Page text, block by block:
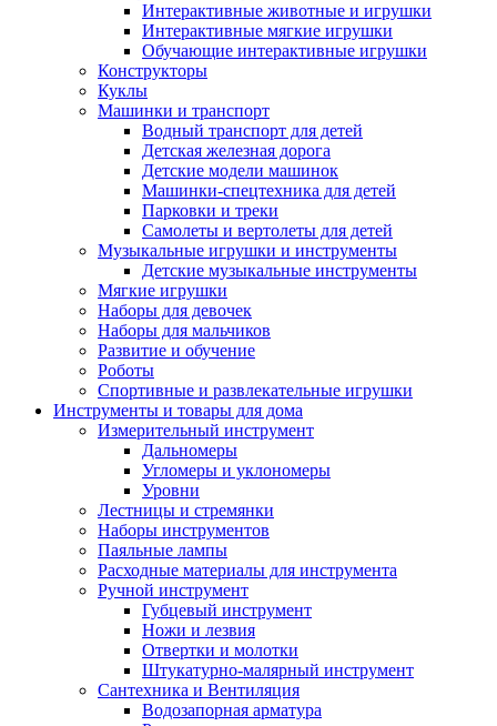
Интерактивные животные и игрушки
Интерактивные мягкие игрушки
Обучающие интерактивные игрушки
Конструкторы
Куклы
Машинки и транспорт
Водный транспорт для детей
Детская железная дорога
Детские модели машинок
Машинки-спецтехника для детей
Парковки и треки
Самолеты и вертолеты для детей
Музыкальные игрушки и инструменты
Детские музыкальные инструменты
Мягкие игрушки
Наборы для девочек
Наборы для мальчиков
Развитие и обучение
Роботы
Спортивные и развлекательные игрушки
Инструменты и товары для дома
Измерительный инструмент
Дальномеры
Угломеры и уклономеры
Уровни
Лестницы и стремянки
Наборы инструментов
Паяльные лампы
Расходные материалы для инструмента
Ручной инструмент
Губцевый инструмент
Ножи и лезвия
Отвертки и молотки
Штукатурно-малярный инструмент
Сантехника и Вентиляция
Водозапорная арматура